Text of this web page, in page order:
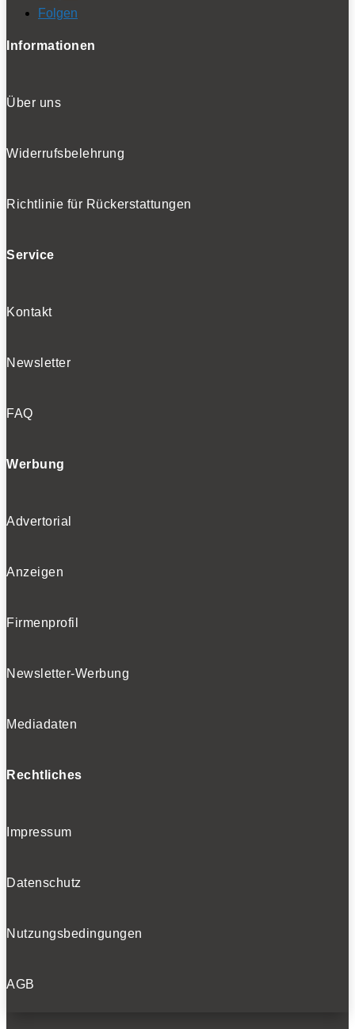
Folgen
Informationen
Über uns
Widerrufsbelehrung
Richtlinie für Rückerstattungen
Service
Kontakt
Newsletter
FAQ
Werbung
Advertorial
Anzeigen
Firmenprofil
Newsletter-Werbung
Mediadaten
Rechtliches
Impressum
Datenschutz
Nutzungsbedingungen
AGB